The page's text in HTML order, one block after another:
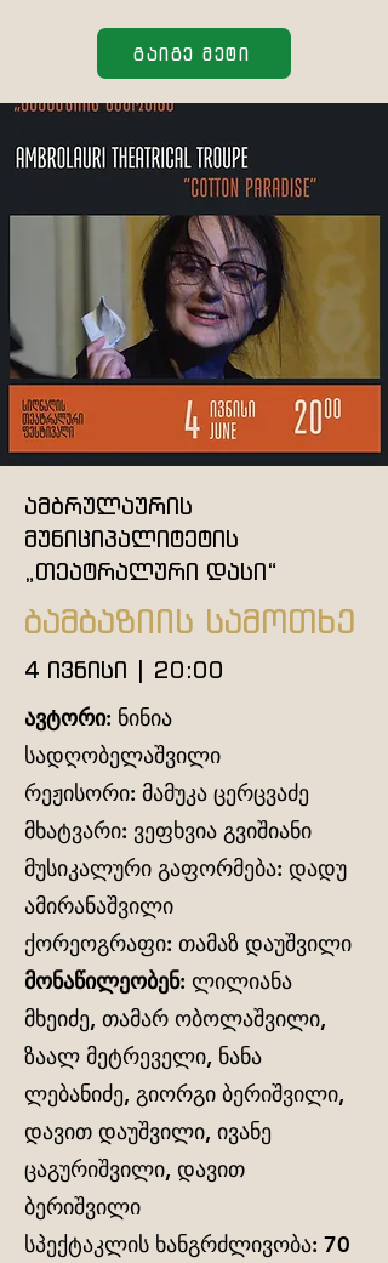
გაიგე მეტი
ამბრულაურის
მუნიციპალიტეტის
„თეატრალური დასი“
ბამბაზიის სამოთხე
4 ივნისი | 20:00
ავტორი: ნინია
სადღობელაშვილი
რეჟისორი: მამუკა ცერცვაძე
მხატვარი: ვეფხვია გვიშიანი
მუსიკალური გაფორმება: დადუ
ამირანაშვილი
ქორეოგრაფი: თამაზ დაუშვილი
მონაწილეობენ: ლილიანა
მხეიძე, თამარ ობოლაშვილი,
ზაალ მეტრეველი, ნანა
ლებანიძე, გიორგი ბერიშვილი,
დავით დაუშვილი, ივანე
ცაგურიშვილი, დავით
ბერიშვილი
სპექტაკლის ხანგრძლივობა: 70